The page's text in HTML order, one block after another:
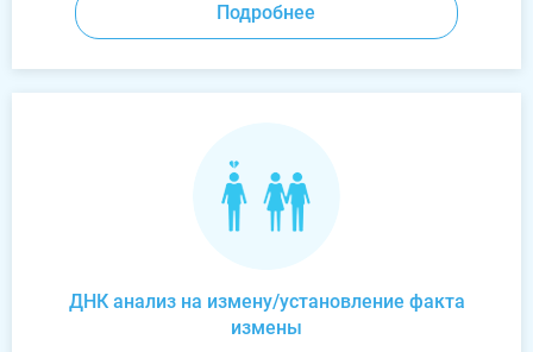
Подробнее
ДНК анализ на измену/установление факта
измены